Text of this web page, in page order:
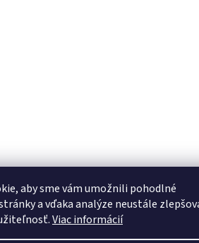
aby sme vám umožnili pohodlné
a vďaka analýze neustále
Viac informácií